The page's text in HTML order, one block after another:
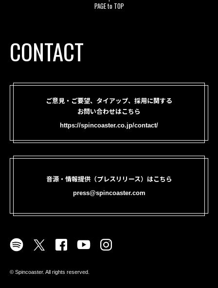
PAGE to TOP
CONTACT
ご意見・ご要望、タイアップ、採用に関する
お問い合わせはこちら
https://spincoaster.co.jp/contact/
音源・情報提供（プレスリリース）はこちら
press@spincoaster.com
©︎ Spincoaster. All rights reserved.